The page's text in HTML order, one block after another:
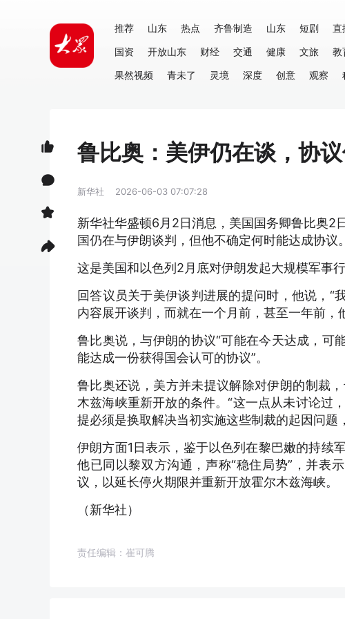
推荐 山东 热点 齐鲁制造 山东 短剧 直
国资
开放山东 财经 交通 健康 文旅 教
果然视频
青未了 灵境 深度 创意 观察
鲁比奥：美伊仍在谈，协
新华社 2026-06-03 07:07:28
新华社华盛顿6月2日消息，美国国务卿鲁比奥2
国仍在与伊朗谈判，但他不确定何时能达成协议。
这是美国和以色列2月底对伊朗发起大规模军事
回答议员关于美伊谈判进展的提问时，他说，“
内容展开谈判，而就在一个月前，甚至一年前，
鲁比奥说，与伊朗的协议“可能在今天达成，可
能达成一份获得国会认可的协议”。
鲁比奥还说，美方并未提议解除对伊朗的制裁
木兹海峡重新开放的条件。“这一点从未讨论过
提必须是换取解决当初实施这些制裁的起因问题
伊朗方面1日表示，鉴于以色列在黎巴嫩的持续
他已同以黎双方沟通，声称“稳住局势”，并表
议，以延长停火期限并重新开放霍尔木兹海峡。
（新华社）
责任编辑：崔可腾